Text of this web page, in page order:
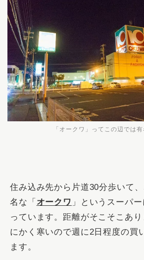
「オークワ」ってこの辺では
住み込み先から片道30分歩いて
名な「 オークワ 」というスーパ
っています。距離がそこそこあ
にかく寒いので週に2日程度の買
ます。